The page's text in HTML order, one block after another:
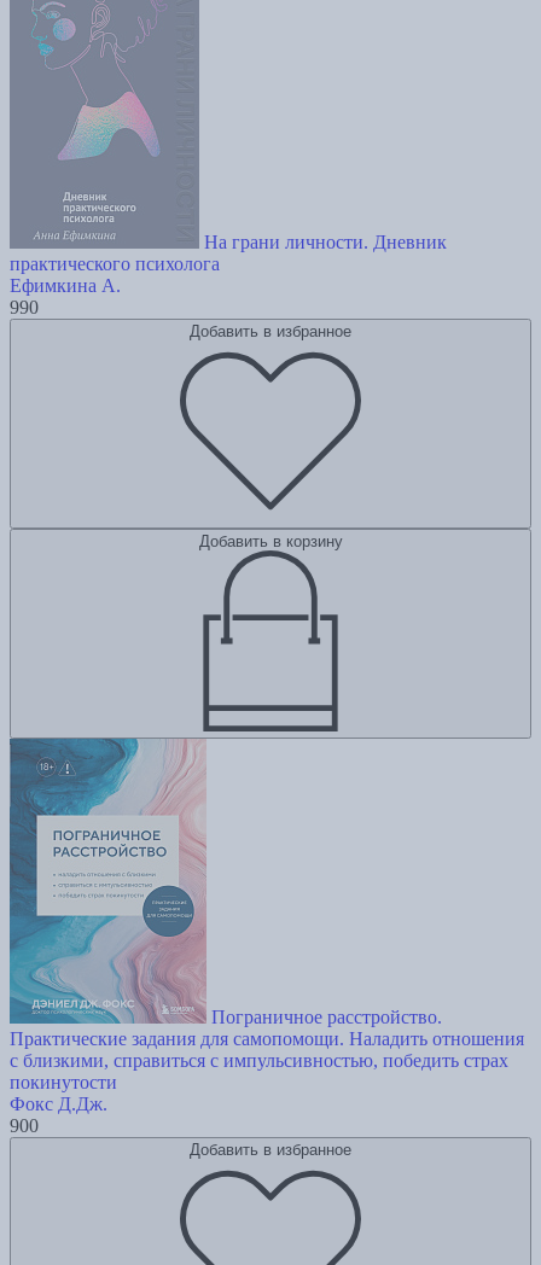
На грани личности. Дневник
практического психолога
Ефимкина А.
990
Добавить в избранное
Добавить в корзину
Пограничное расстройство.
Практические задания для самопомощи. Наладить отношения
с близкими, справиться с импульсивностью, победить страх
покинутости
Фокс Д.Дж.
900
Добавить в избранное